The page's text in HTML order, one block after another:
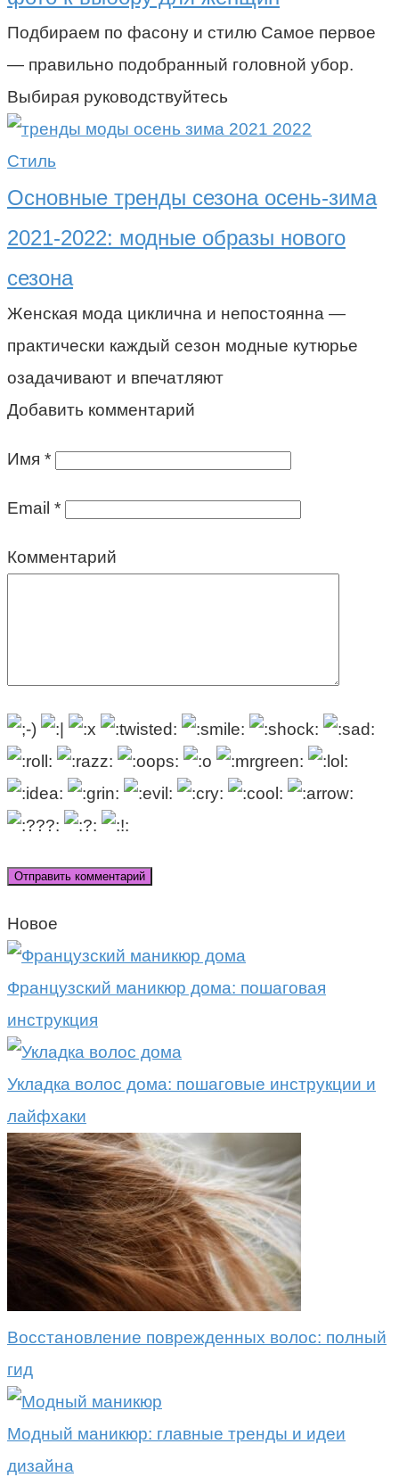
Подбираем по фасону и стилю Самое первое
— правильно подобранный головной убор.
Выбирая руководствуйтесь
Стиль
Основные тренды сезона осень-зима
2021-2022: модные образы нового
сезона
Женская мода циклична и непостоянна —
практически каждый сезон модные кутюрье
озадачивают и впечатляют
Добавить комментарий
Имя *
Email *
Комментарий
Новое
Французский маникюр дома: пошаговая
инструкция
Укладка волос дома: пошаговые инструкции и
лайфхаки
Восстановление поврежденных волос: полный
гид
Модный маникюр: главные тренды и идеи
дизайна